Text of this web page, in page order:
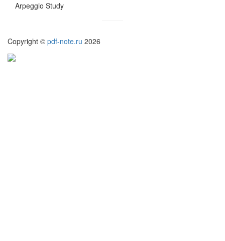
Arpeggio Study
Copyright © pdf-note.ru 2026